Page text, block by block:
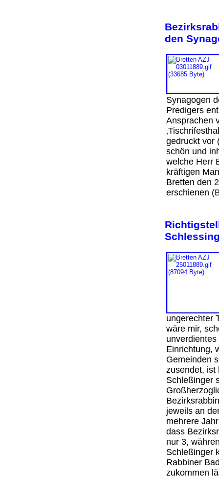
den
Synagogen
Predigers
Ansprachen
gedruckt vor
schön und
welche Herr
kräftigen
Bretten den
erschienen
ungerechter
wäre mir,
Einrichtung,
Gemeinden
zusendet, ist
Schleßinger
jeweils an
mehrere
dass
nur 3,
Schleßinger
Rabbiner
zukommen